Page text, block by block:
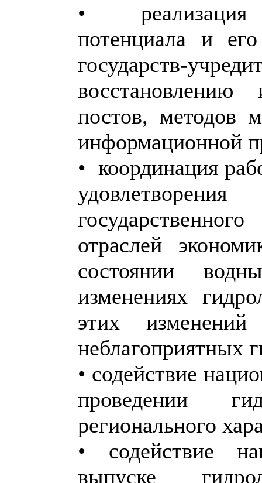
• реализация
потенциала и
постов, методов
информационной
• координация
отраслей
состоянии
изменениях
этих
неблагоприятных
• содействие
проведении
регионального
• содействие
выпуске